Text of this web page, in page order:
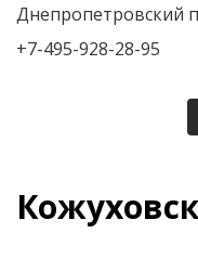
Днепропетровский
+7-495-928-28-95